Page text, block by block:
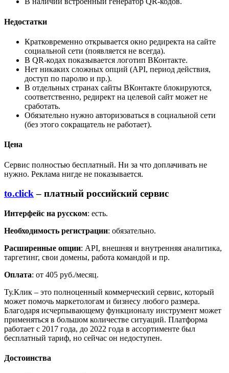
Недостатки
Кратковременно открывается окно редиректа на сайте
социальной сети (появляется не всегда).
В QR-кодах показывается логотип ВКонтакте.
Нет никаких сложных опций (API, период действия,
доступ по паролю и пр.).
В отдельных странах сайты ВКонтакте блокируются,
соответственно, редирект на целевой сайт может не
сработать.
Обязательно нужно авторизоваться в социальной сети
(без этого сокращатель не работает).
Цена
Сервис полностью бесплатный. Ни за что доплачивать не
нужно. Реклама нигде не показывается.
to.click– платный российский сервис
Интерфейс на русском: есть.
Необходимость регистрации: обязательно.
Расширенные опции: API, внешняя и внутренняя аналитика,
таргетинг, свои домены, работа командой и пр.
Оплата: от 405 руб./месяц.
Ту.Клик – это полноценный коммерческий сервис, который
может помочь маркетологам и бизнесу любого размера.
Благодаря исчерпывающему функционалу инструмент может
применяться в большом количестве ситуаций. Платформа
работает с 2017 года, до 2022 года в ассортименте был
бесплатный тариф, но сейчас он недоступен.
Достоинства